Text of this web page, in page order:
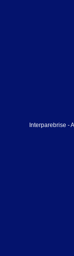
Interparebrise -